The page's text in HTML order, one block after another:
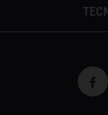
Economía para
Calendario de
Casos de éxito
Entrevistas /
Gestión y liderazgo
Blockchain y